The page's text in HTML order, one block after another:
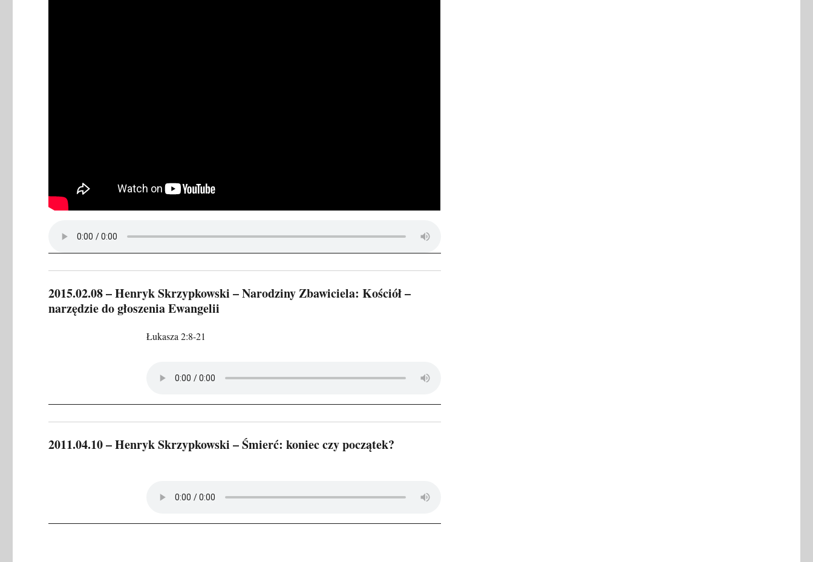
2015.02.08 – Henryk Skrzypkowski – Narodziny Zbawiciela: Kościół –
narzędzie do głoszenia Ewangelii
Łukasza 2:8-21
2011.04.10 – Henryk Skrzypkowski – Śmierć: koniec czy początek?